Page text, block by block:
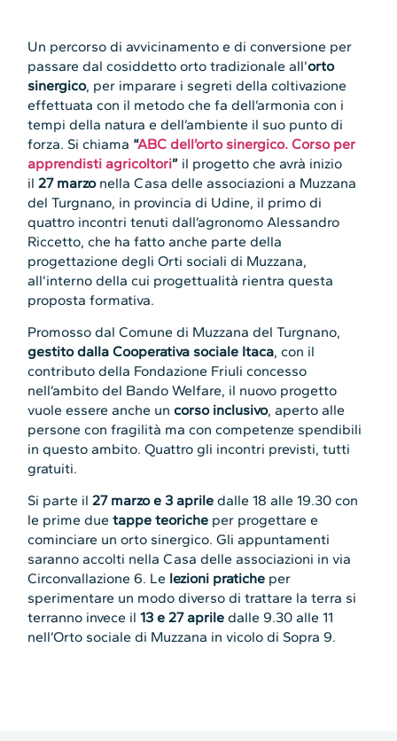
Un percorso di avvicinamento e di conversione per
passare dal cosiddetto orto tradizionale all’orto
sinergico, per imparare i segreti della coltivazione
effettuata con il metodo che fa dell’armonia con i
tempi della natura e dell’ambiente il suo punto di
forza. Si chiama “ABC dell’orto sinergico. Corso per
apprendisti agricoltori” il progetto che avrà inizio
il27 marzonella Casa delle associazioni a Muzzana
del Turgnano, in provincia di Udine, il primo di
quattro incontri tenuti dall’agronomo Alessandro
Riccetto, che ha fatto anche parte della
progettazione degli Orti sociali di Muzzana,
all’interno della cui progettualità rientra questa
proposta formativa.
Promosso dal Comune di Muzzana del Turgnano,
gestito dalla Cooperativa sociale Itaca, con il
contributo della Fondazione Friuli concesso
nell’ambito del Bando Welfare, il nuovo progetto
vuole essere anche uncorso inclusivo, aperto alle
persone con fragilità ma con competenze spendibili
in questo ambito. Quattro gli incontri previsti, tutti
gratuiti.
Si parte il27 marzo e 3 aprile dalle 18 alle 19.30 con
le prime duetappe teoriche per progettare e
cominciare un orto sinergico. Gli appuntamenti
saranno accolti nella Casa delle associazioni in via
Circonvallazione 6. Le lezioni pratiche per
sperimentare un modo diverso di trattare la terra si
terranno invece il13 e 27 aprile dalle 9.30 alle 11
nell’Orto sociale di Muzzana in vicolo di Sopra 9.